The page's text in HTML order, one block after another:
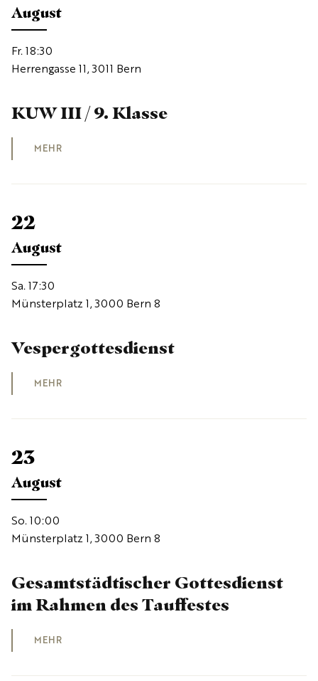
August
Fr. 18:30
Herrengasse 11, 3011 Bern
KUW III / 9. Klasse
MEHR
22
August
Sa. 17:30
Münsterplatz 1, 3000 Bern 8
Vespergottesdienst
MEHR
23
August
So. 10:00
Münsterplatz 1, 3000 Bern 8
Gesamtstädtischer Gottesdienst
im Rahmen des Tauffestes
MEHR